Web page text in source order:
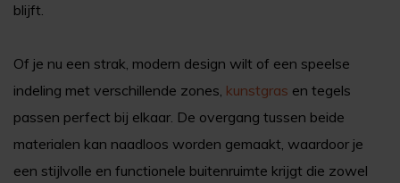
blijft.
Of je nu een strak, modern design wilt of een speelse
indeling met verschillende zones, kunstgras en tegels
passen perfect bij elkaar. De overgang tussen beide
materialen kan naadloos worden gemaakt, waardoor je
een stijlvolle en functionele buitenruimte krijgt die zowel